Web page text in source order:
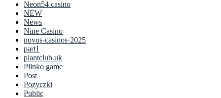
Neon54 casino
NEW
News
Nine Casino
novos-casinos-2025
part1
plantclub.uk
Plinko game
Post
Pozyczki
Public